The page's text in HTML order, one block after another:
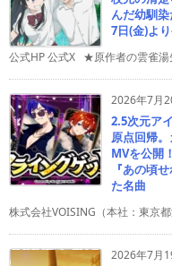
んだ幼馴
7日(金)よ
公式HP 公式X ★原作者の雲雀湯
2026年7月
2.5次元ア
原点回帰
MVを公開
『あの頃
た名曲
株式会社VOISING（本社：東京
2026年7月